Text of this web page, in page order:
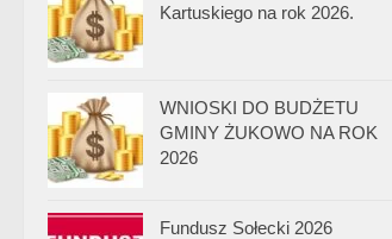
Kartuskiego na rok 2026.
WNIOSKI DO BUDŻETU
GMINY ŻUKOWO NA ROK
2026
Fundusz Sołecki 2026